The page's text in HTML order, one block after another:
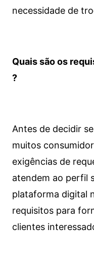
necessidade de
Quais são os
?
Antes de decidir
muitos
exigências de
atendem ao perfil
plataforma digital
requisitos para
clientes